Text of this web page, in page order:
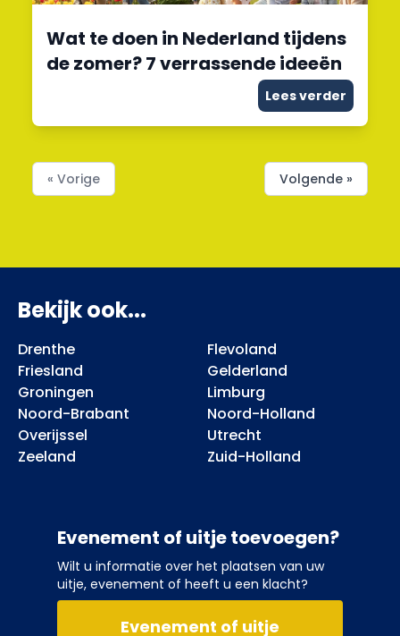
Wat te doen in Nederland tijdens
de zomer? 7 verrassende ideeën
Lees verder
« Vorige Volgende »
Bekijk ook...
Drenthe
Flevoland
Friesland
Gelderland
Groningen
Limburg
Noord-Brabant
Noord-Holland
Overijssel
Utrecht
Zeeland
Zuid-Holland
Evenement of uitje toevoegen?
Wilt u informatie over het plaatsen van uw
uitje, evenement of heeft u een klacht?
Evenement of uitje